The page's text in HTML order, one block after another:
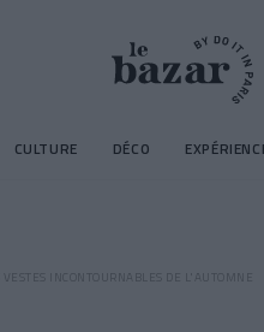
CULTURE DÉCO
VESTES INCONTOURNABLES DE L'AUTOMNE